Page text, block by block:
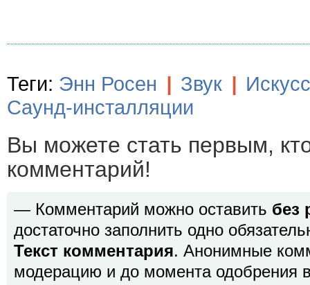
Теги: Энн Росен | Звук |
Саунд-инсталляции
Вы можете стать первым,
комментарий!
— Комментарий можно оставить без
достаточно заполнить одно
Текст комментария. Анонимные
модерацию и до момента одобрения